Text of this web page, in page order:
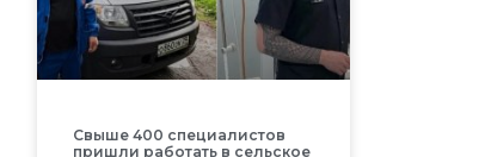
Свыше 400 специалистов
пришли работать в сельское